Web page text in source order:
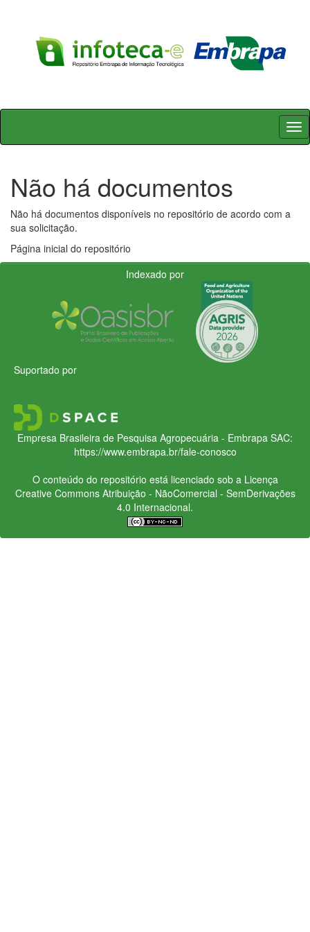
Skip
Não há documentos
Não há documentos disponíveis no repositório de acordo com a
sua solicitação.
Página inicial do repositório
Indexado por
Suportado por
Empresa Brasileira de Pesquisa Agropecuária - Embrapa SAC:
https://www.embrapa.br/fale-conosco
O conteúdo do repositório está licenciado sob a Licença
Creative CommonsAtribuição - NãoComercial - SemDerivações
4.0 Internacional.